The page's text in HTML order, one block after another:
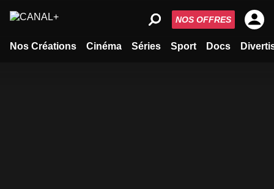
Nos Créations Cinéma Séries Sport Docs
NOS OFFRES